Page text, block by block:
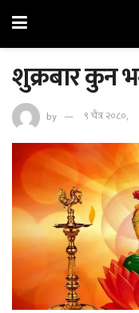
शुक्रबार कुन
by ९ चैत्र २०८०,